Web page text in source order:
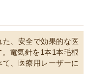
、安全で効果的な医
電気針を1本1本毛根
、医療用レーザーに